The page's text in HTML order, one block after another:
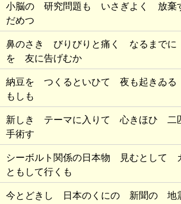
小脳の 研究問題も いさぎよく 放棄
だめつ
鼻のさき びりびりと痛く なるまでに
を 友に告げむか
納豆を つくるといひて 夜も起きゐ
もしも
新しき テーマに入りて 心きほひ 二
手術す
シーボルト関係の日本物 見むとして
ともして行くも
今とどきし 日本のくにの 新聞の 地